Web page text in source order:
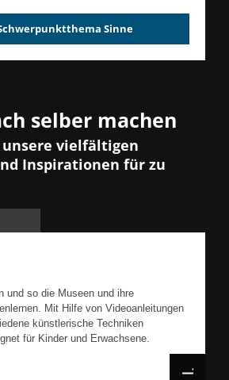
Sinne
selber machen
unsere vielfältigen
Inspirationen für zu
und so die Museen und ihre
Mit Hilfe von Videoanleitungen
künstlerische Techniken
für Kinder und Erwachsene.